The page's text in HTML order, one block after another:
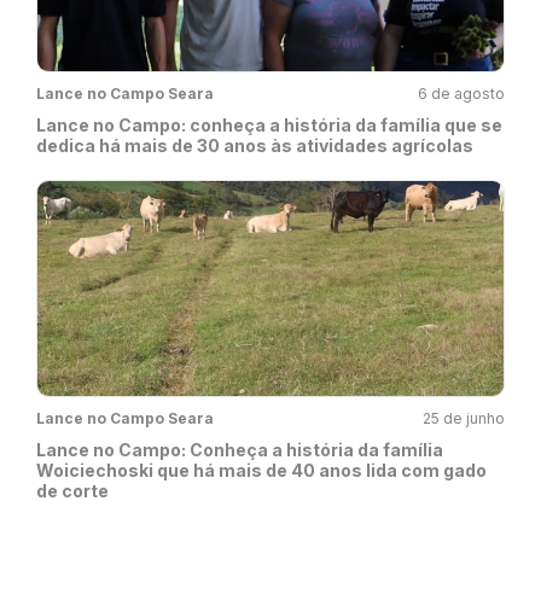
Lance no Campo Seara 6 de agosto
Lance no Campo: conheça a história da família que se
dedica há mais de 30 anos às atividades agrícolas
Lance no Campo Seara 25 de junho
Lance no Campo: Conheça a história da família
Woiciechoski que há mais de 40 anos lida com gado
de corte